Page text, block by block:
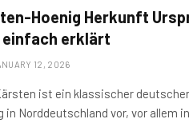
Hoenig Herkunft
einfach erklärt
12, 2026
ist ein klassischer
in Norddeutschland vor, vor allem